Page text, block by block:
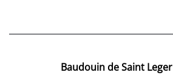
Baudouin de Saint Leger